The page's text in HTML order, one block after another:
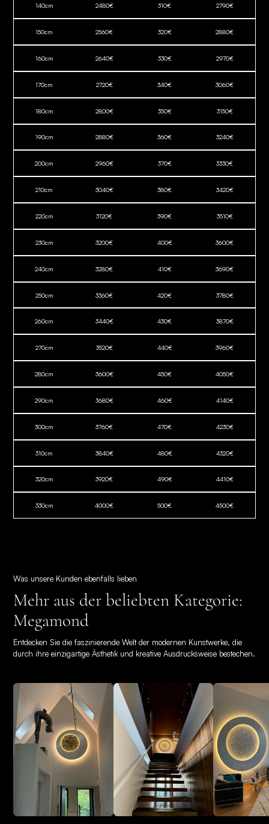
140cm 2480€ 310€ 2790€
150cm 2560€ 320€ 2880€
160cm 2640€ 330€ 2970€
170cm 2720€ 340€ 3060€
180cm 2800€ 350€ 3150€
190cm 2880€ 360€ 3240€
200cm 2960€ 370€ 3330€
210cm 3040€ 380€ 3420€
220cm 3120€ 390€ 3510€
230cm 3200€ 400€ 3600€
240cm 3280€ 410€ 3690€
250cm 3360€ 420€ 3780€
260cm 3440€ 430€ 3870€
270cm 3520€ 440€ 3960€
280cm 3600€ 450€ 4050€
290cm 3680€ 460€ 4140€
300cm 3760€ 470€ 4230€
310cm 3840€ 480€ 4320€
320cm 3920€ 490€ 4410€
330cm 4000€ 500€ 4500€
Was unsere Kunden ebenfalls lieben
Mehr aus der beliebten Kategorie:
Megamond
Entdecken Sie die faszinierende Welt der modernen Kunstwerke, die
durch ihre einzigartige Ästhetik und kreative Ausdrucksweise bestechen.